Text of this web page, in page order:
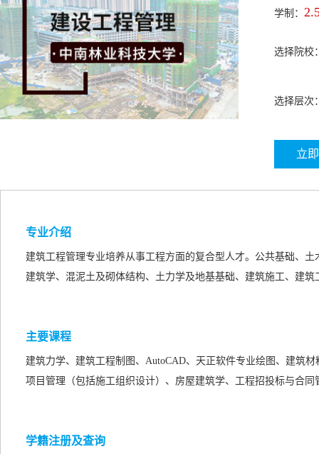
学制：
选择院校
选择层次
立
专业介绍
建筑工程管理专业培养从事工程方面的复合型人才。公共基础、
建筑学、混泥土及砌体结构、土力学及地基基础、建筑施工、建筑
主要课程
建筑力学、建筑工程制图、AutoCAD、天正软件专业绘图、建筑
项目管理（包括施工组织设计）、房屋建筑学、工程招投标与合同
学籍注册及查询